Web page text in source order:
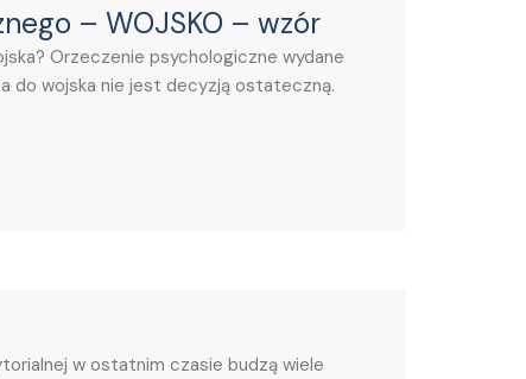
– WOJSKO – wzór
Orzeczenie psychologiczne wydane
do wojska nie jest decyzją ostateczną.
w ostatnim czasie budzą wiele